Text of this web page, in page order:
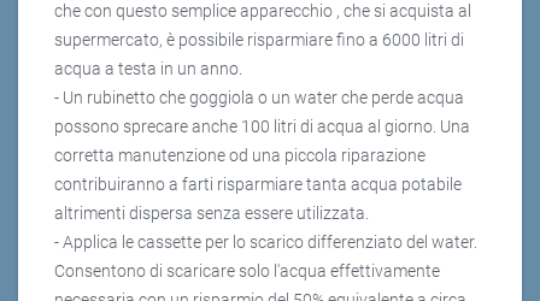
che con questo semplice apparecchio , che si acquista al
supermercato, è possibile risparmiare fino a 6000 litri di
acqua a testa in un anno.
- Un rubinetto che goggiola o un water che perde acqua
possono sprecare anche 100 litri di acqua al giorno. Una
corretta manutenzione od una piccola riparazione
contribuiranno a farti risparmiare tanta acqua potabile
altrimenti dispersa senza essere utilizzata.
- Applica le cassette per lo scarico differenziato del water.
Consentono di scaricare solo l'acqua effettivamente